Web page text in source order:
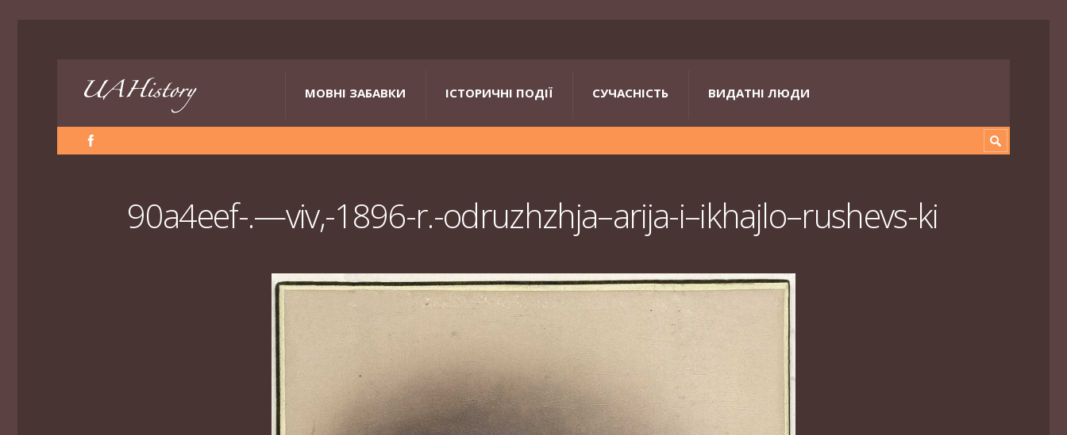
МОВНІ ЗАБАВКИ ІСТОРИЧНІ ПОДІЇ СУЧАСНІСТЬ ВИДАТНІ ЛЮДИ
90a4eef-.—viv,-1896-r.-odruzhzhja–arija-i–ikhajlo–rushevs-ki